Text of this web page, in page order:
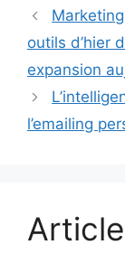
outils d’hier
expansion
l’emailing